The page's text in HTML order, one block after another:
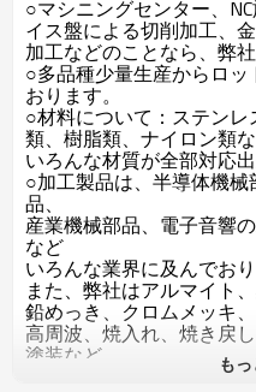
○マシニングセンター、
イス盤による切削加工、
加工などのことなら、弊
○多品種少量生産からロ
おります。
○材料について：ステン
類、樹脂類、ナイロン類
いろんな材質が全部対応出
○加工製品は、半導体機
品、
産業機械部品、電子音響
など
いろんな業界に及んでおり
また、弊社はアルマイト
鉛めっき、クロムメッキ、
高周波、焼入れ、焼き戻
塗装など
普通の処理が全部対応出
も